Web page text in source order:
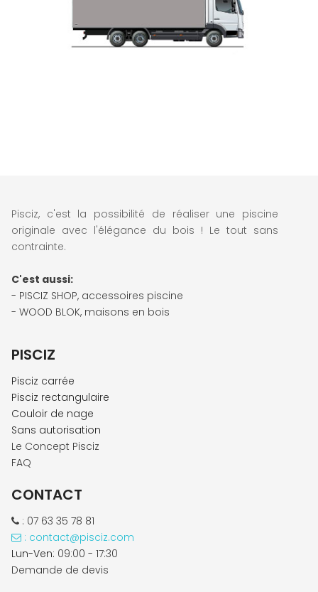
Pisciz, c'est la possibilité de réaliser une piscine
originale avec l'élégance du bois ! Le tout sans
contrainte.
C'est aussi:
- PISCIZ SHOP, accessoires piscine
- WOOD BLOK, maisons en bois
PISCIZ
Pisciz carrée
Pisciz rectangulaire
Couloir de nage
Sans autorisation
Le Concept Pisciz
FAQ
CONTACT
 : 07 63 35 78 81
 : contact@pisciz.com
Lun-Ven: 09:00 - 17:30
Demande de devis